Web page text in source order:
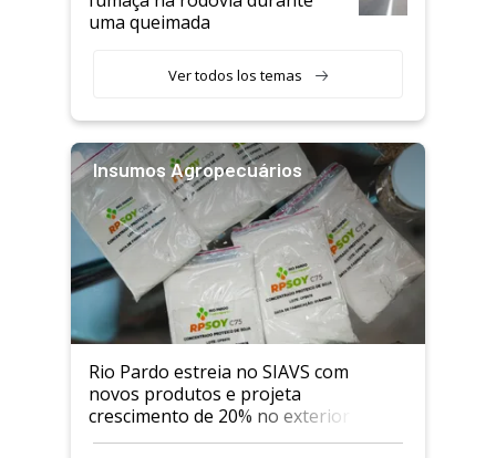
uma queimada
Ver todos los temas
Insumos Agropecuários
Rio Pardo estreia no SIAVS com
novos produtos e projeta
crescimento de 20% no exterior